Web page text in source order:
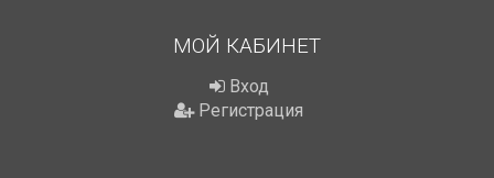
МОЙ КАБИНЕТ
Вход
Регистрация